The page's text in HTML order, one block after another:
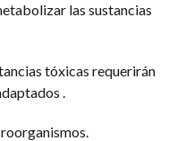
las sustancias
tóxicas requerirán
.